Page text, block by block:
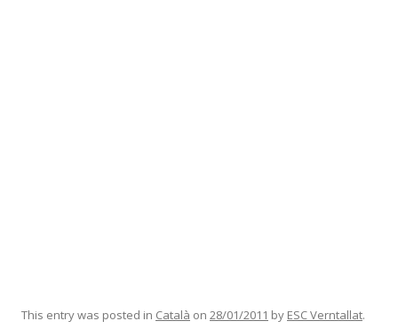
This entry was posted in Català on 28/01/2011 by ESC Verntallat.